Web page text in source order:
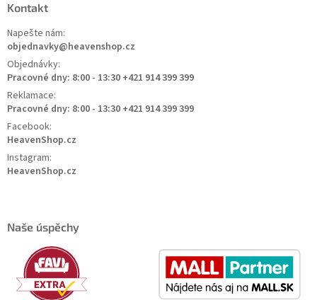
Kontakt
Napešte nám:
objednavky@heavenshop.cz
Objednávky:
Pracovné dny: 8:00 - 13:30 +421 914 399 399
Reklamace:
Pracovné dny: 8:00 - 13:30 +421 914 399 399
Facebook:
HeavenShop.cz
Instagram:
HeavenShop.cz
Naše úspěchy